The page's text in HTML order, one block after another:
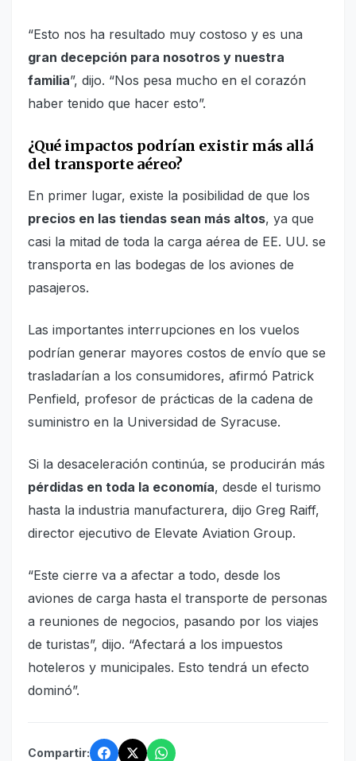
“Esto nos ha resultado muy costoso y es una
gran decepción para nosotros y nuestra
familia”, dijo. “Nos pesa mucho en el corazón
haber tenido que hacer esto”.
¿Qué impactos podrían existir más allá
del transporte aéreo?
En primer lugar, existe la posibilidad de que los
precios en las tiendas sean más altos, ya que
casi la mitad de toda la carga aérea de EE. UU. se
transporta en las bodegas de los aviones de
pasajeros.
Las importantes interrupciones en los vuelos
podrían generar mayores costos de envío que se
trasladarían a los consumidores, afirmó Patrick
Penfield, profesor de prácticas de la cadena de
suministro en la Universidad de Syracuse.
Si la desaceleración continúa, se producirán más
pérdidas en toda la economía, desde el turismo
hasta la industria manufacturera, dijo Greg Raiff,
director ejecutivo de Elevate Aviation Group.
“Este cierre va a afectar a todo, desde los
aviones de carga hasta el transporte de personas
a reuniones de negocios, pasando por los viajes
de turistas”, dijo. “Afectará a los impuestos
hoteleros y municipales. Esto tendrá un efecto
dominó”.
Compartir: